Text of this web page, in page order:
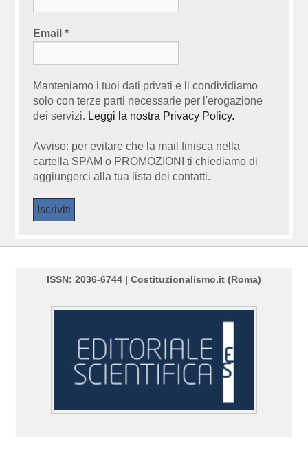
Email*
Manteniamo i tuoi dati privati e li condividiamo
solo con terze parti necessarie per l'erogazione
dei servizi. Leggi la nostra Privacy Policy.
Avviso: per evitare che la mail finisca nella
cartella SPAM o PROMOZIONI ti chiediamo di
aggiungerci alla tua lista dei contatti.
ISSN: 2036-6744 | Costituzionalismo.it (Roma)